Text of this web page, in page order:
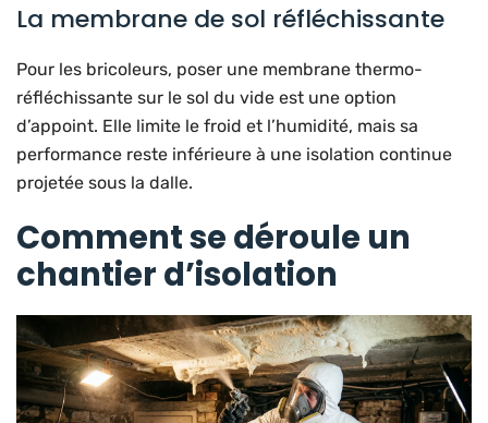
La membrane de sol réfléchissante
Pour les bricoleurs, poser une membrane thermo-
réfléchissante sur le sol du vide est une option
d’appoint. Elle limite le froid et l’humidité, mais sa
performance reste inférieure à une isolation continue
projetée sous la dalle.
Comment se déroule un
chantier d’isolation